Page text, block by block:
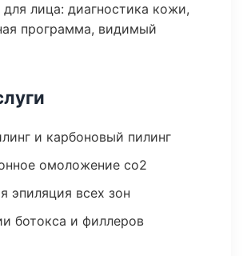
лица: диагностика кожи,
программа, видимый
и карбоновый пилинг
омоложение co2
эпиляция всех зон
ботокса и филлеров